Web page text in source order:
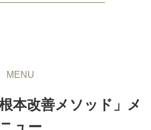
MENU
本改善メソッド」
メ